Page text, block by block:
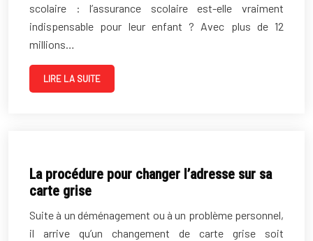
scolaire : l’assurance scolaire est-elle vraiment
indispensable pour leur enfant ? Avec plus de 12
millions…
LIRE LA SUITE
La procédure pour changer l’adresse sur sa
carte grise
Suite à un déménagement ou à un problème personnel,
il arrive qu’un changement de carte grise soit